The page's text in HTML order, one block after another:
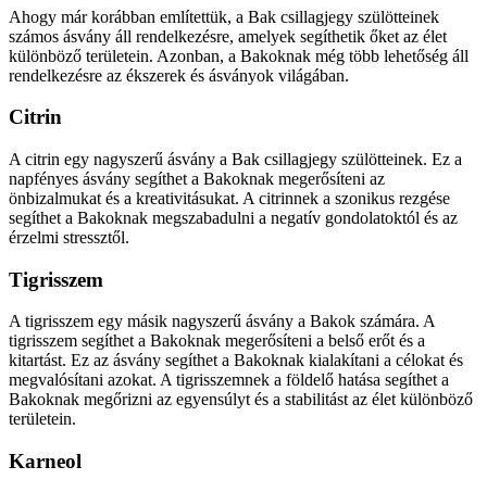
Ahogy már korábban említettük, a Bak csillagjegy szülötteinek
számos ásvány áll rendelkezésre, amelyek segíthetik őket az élet
különböző területein. Azonban, a Bakoknak még több lehetőség áll
rendelkezésre az ékszerek és ásványok világában.
Citrin
A citrin egy nagyszerű ásvány a Bak csillagjegy szülötteinek. Ez a
napfényes ásvány segíthet a Bakoknak megerősíteni az
önbizalmukat és a kreativitásukat. A citrinnek a szonikus rezgése
segíthet a Bakoknak megszabadulni a negatív gondolatoktól és az
érzelmi stressztől.
Tigrisszem
A tigrisszem egy másik nagyszerű ásvány a Bakok számára. A
tigrisszem segíthet a Bakoknak megerősíteni a belső erőt és a
kitartást. Ez az ásvány segíthet a Bakoknak kialakítani a célokat és
megvalósítani azokat. A tigrisszemnek a földelő hatása segíthet a
Bakoknak megőrizni az egyensúlyt és a stabilitást az élet különböző
területein.
Karneol